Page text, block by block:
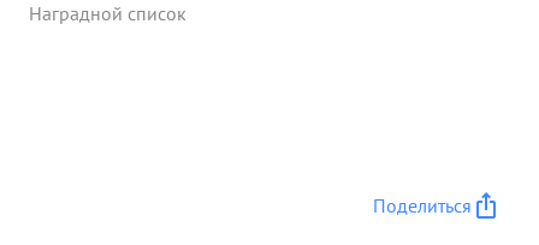
Наградной список
Поделиться